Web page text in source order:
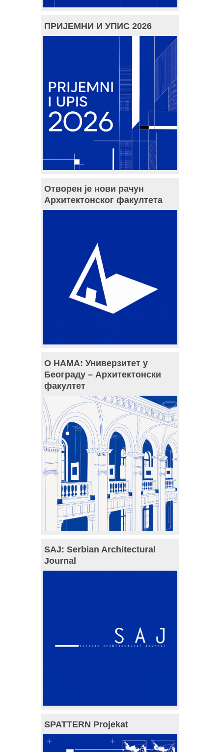
ПРИЈЕМНИ И УПИС 2026
Отворен је нови рачун
Архитектонског факултета
О НАМА: Универзитет у
Београду – Архитектонски
факултет
SAJ: Serbian Architectural
Journal
SPATTERN Projekat